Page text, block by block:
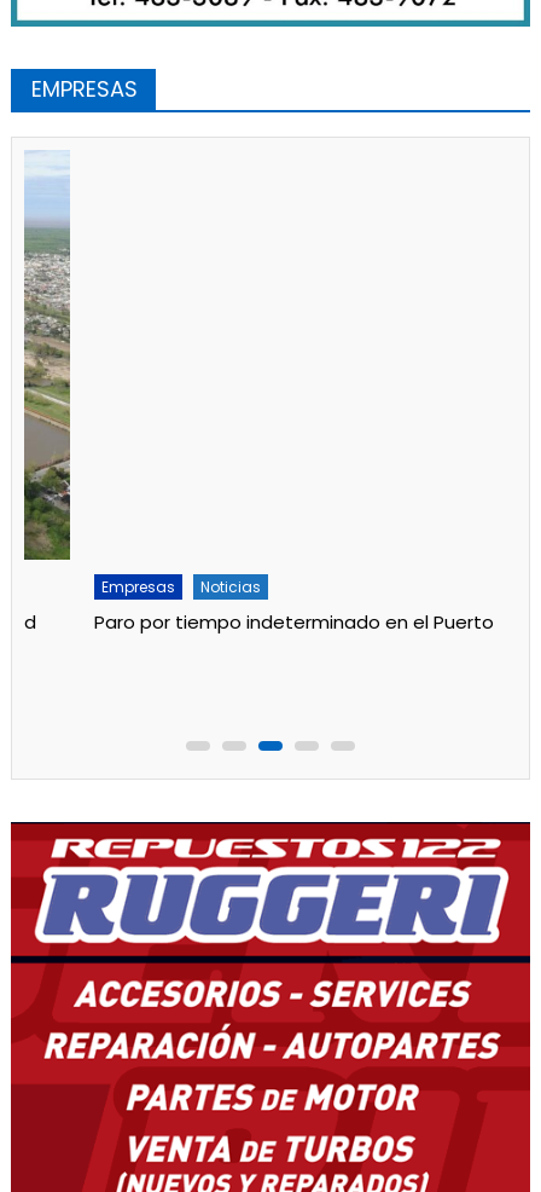
EMPRESAS
Empresas Noticias
Paro por tiempo indeterminado en el Puerto